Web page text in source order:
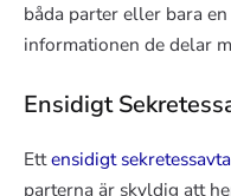
båda parter eller bara
informationen de delar
Ensidigt
Ettensidigt
parterna är skyldig att